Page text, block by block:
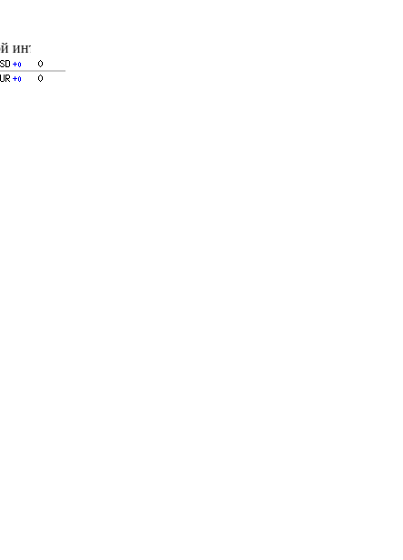
качественное цифровое и кабельное телевиденье,